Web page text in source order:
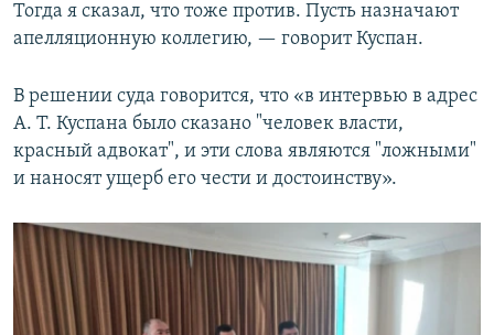
Тогда я сказал, что тоже против. Пусть назначают
апелляционную коллегию, — говорит Куспан.
В решении суда говорится, что «в интервью в адрес
А. Т. Куспана было сказано "человек власти,
красный адвокат", и эти слова являются "ложными"
и наносят ущерб его чести и достоинству».